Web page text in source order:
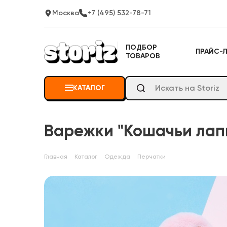
Москва +7 (495) 532-78-71
ПОДБОР
ТОВАРОВ
ПРАЙС-
КАТАЛОГ
Варежки "Кошачьи
Главная Каталог Одежда Перчатки